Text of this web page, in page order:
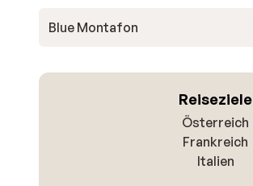
Blue Montafon
Reiseziele
Österreich
Frankreich
Italien